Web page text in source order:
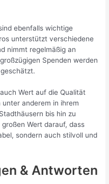
ebenfalls wichtige
unterstützt verschiedene
nimmt regelmäßig an
Spenden werden
Wert auf die Qualität
anderem in ihrem
bis hin zu
Wert darauf, dass
sondern auch stilvoll und
& Antworten